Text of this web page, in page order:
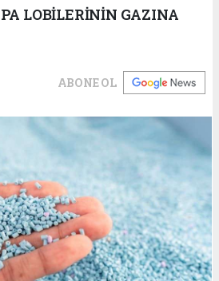
LOBİLERİNİN GAZINA
ABONE OL